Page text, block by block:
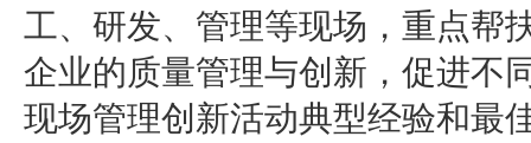
工、研发、管理等现场，重点帮
企业的质量管理与创新，促进不
现场管理创新活动典型经验和最